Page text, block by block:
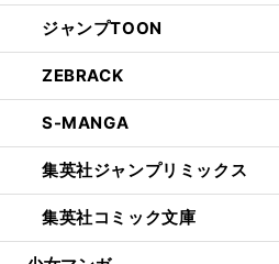
ジャンプTOON
ZEBRACK
S-MANGA
集英社ジャンプリミックス
集英社コミック文庫